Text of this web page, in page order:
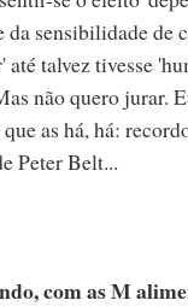
da sensibilidade de
talvez tivesse
não quero jurar.
as há, há:
Peter Belt...
com as M